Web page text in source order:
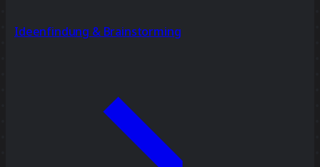
Ideenfindung & Brainstorming